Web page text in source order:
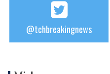
@tchbreakingnews